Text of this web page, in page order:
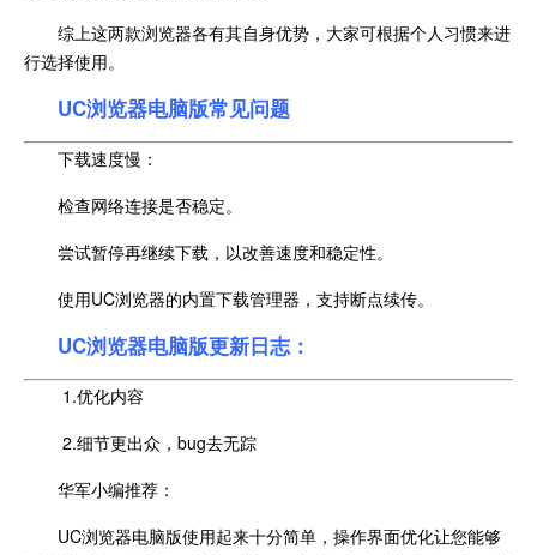
综上这两款浏览器各有其自身优势，大家可根据个人习惯来进
行选择使用。
UC浏览器电脑版常见问题
下载速度慢：
检查网络连接是否稳定。
尝试暂停再继续下载，以改善速度和稳定性。
使用UC浏览器的内置下载管理器，支持断点续传。
UC浏览器电脑版更新日志：
1.优化内容
2.细节更出众，bug去无踪
华军小编推荐：
UC浏览器电脑版使用起来十分简单，操作界面优化让您能够